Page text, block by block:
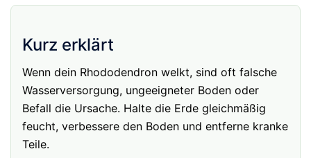
Kurz erklärt
Wenn dein Rhododendron welkt, sind oft falsche
Wasserversorgung, ungeeigneter Boden oder
Befall die Ursache. Halte die Erde gleichmäßig
feucht, verbessere den Boden und entferne kranke
Teile.